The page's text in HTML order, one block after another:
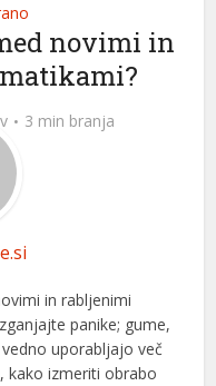
novimi in
3 min branja
in rabljenimi
panike; gume,
uporabljajo več
kako izmeriti obrabo